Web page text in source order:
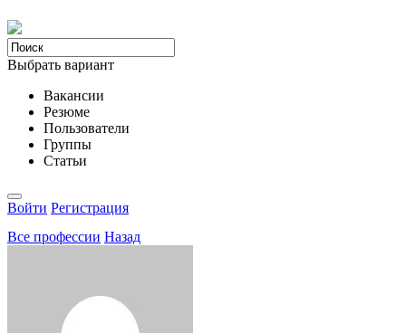
Выбрать вариант
Вакансии
Резюме
Пользователи
Группы
Статьи
Войти Регистрация
Все професcии Назад